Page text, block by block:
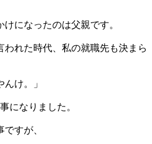
になったのは父親です。
れた時代、私の就職先も決まら
け。」
になりました。
すが、